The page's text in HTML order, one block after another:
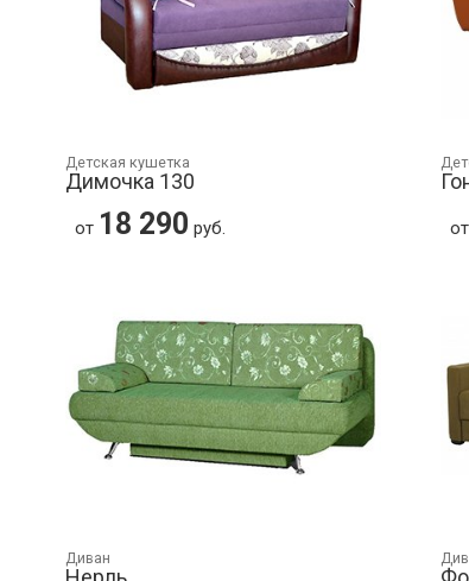
Детская кушетка
Димочка 130
от 18 290 руб. от
Диван